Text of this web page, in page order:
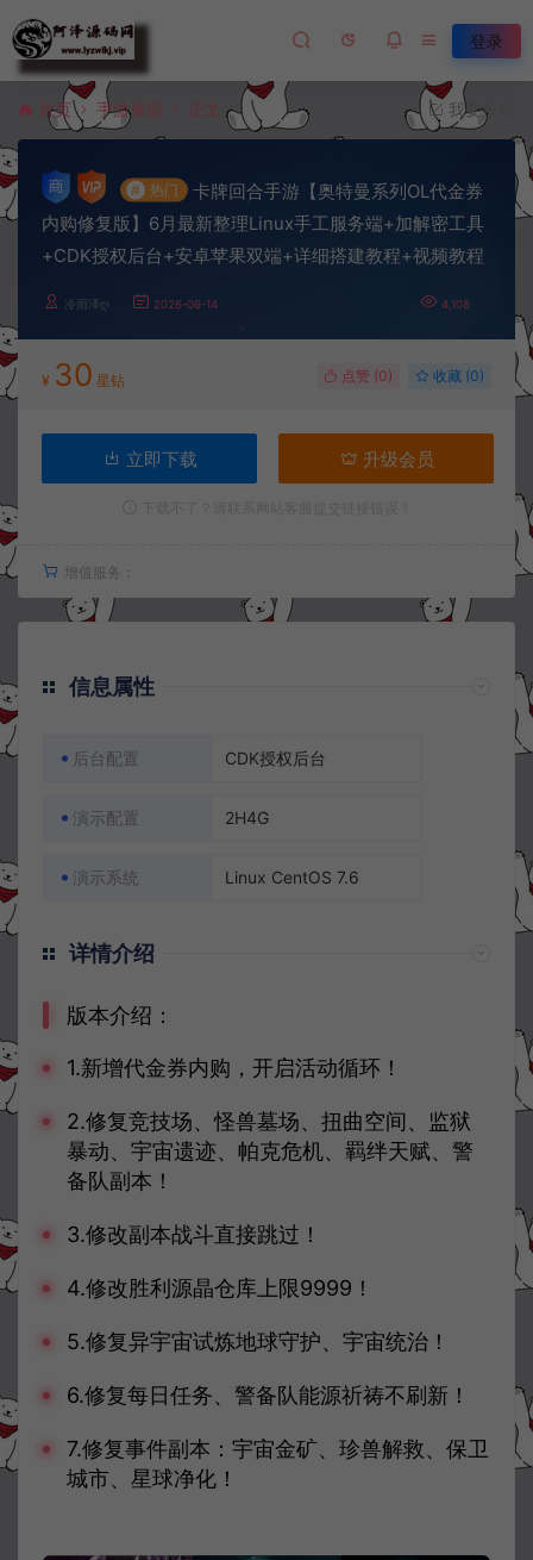
登录
首页 手游资源 正文 我要投稿
# 热门
卡牌回合手游【奥特曼系列OL代金券
内购修复版】6月最新整理Linux手工服务端+加解密工具
+CDK授权后台+安卓苹果双端+详细搭建教程+视频教程
冷雨泽ღ 2026-06-14 4,108
¥ 30 星钻 点赞 (0) 收藏 (0)
立即下载 升级会员
增值服务：
信息属性
后台配置 CDK授权后台
演示配置 2H4G
演示系统 Linux CentOS 7.6
详情介绍
版本介绍：
1.新增代金券内购，开启活动循环！
2.修复竞技场、怪兽墓场、扭曲空间、监狱
暴动、宇宙遗迹、帕克危机、羁绊天赋、警
备队副本！
3.修改副本战斗直接跳过！
4.修改胜利源晶仓库上限9999！
5.修复异宇宙试炼地球守护、宇宙统治！
6.修复每日任务、警备队能源祈祷不刷新！
7.修复事件副本：宇宙金矿、珍兽解救、保卫
城市、星球净化！